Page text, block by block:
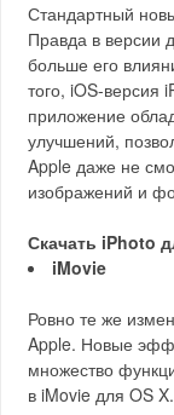
Стандартный
Правда в версии
больше его
того, iOS-версия
приложение
улучшений,
Apple даже не
изображений и
Скачать iPhoto
iMovie
Ровно те же
Apple. Новые
множество
в iMovie для OS